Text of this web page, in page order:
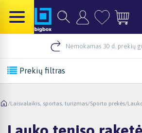
Nemokamas 30 d. prekių
Prekių filtras
/Laisvalaikis, sportas, turizmas/Sporto prekės/